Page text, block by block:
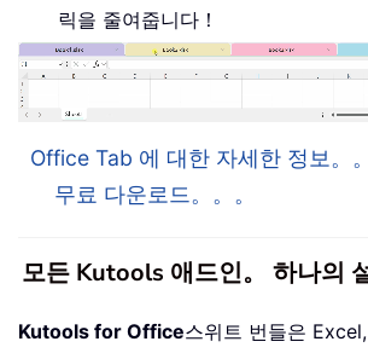
릭을 줄여줍니다！
Office Tab 에 대한 자세한 정보。。
무료 다운로드。。。
모든 Kutools 애드인。 하나의
Kutools for Office스위트 번들은